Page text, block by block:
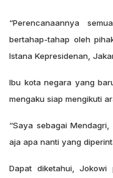
“Perencanaannya
bertahap-tahap oleh
Istana Kepresidenan,
Ibu kota negara yang
mengaku siap mengikuti
“Saya sebagai
aja apa nanti yang
Dapat diketahui,